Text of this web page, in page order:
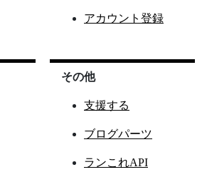
アカウント登録
その他
支援する
ブログパーツ
ランこれAPI